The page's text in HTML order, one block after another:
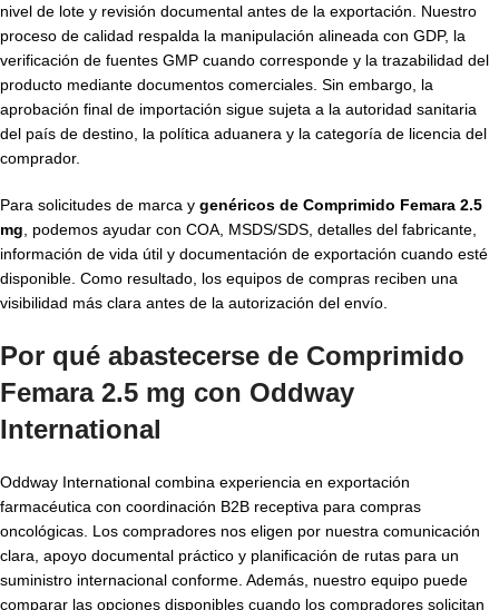
nivel de lote y revisión documental antes de la exportación. Nuestro
proceso de calidad respalda la manipulación alineada con GDP, la
verificación de fuentes GMP cuando corresponde y la trazabilidad del
producto mediante documentos comerciales. Sin embargo, la
aprobación final de importación sigue sujeta a la autoridad sanitaria
del país de destino, la política aduanera y la categoría de licencia del
comprador.
Para solicitudes de marca y genéricos de Comprimido Femara 2.5
mg , podemos ayudar con COA, MSDS/SDS, detalles del fabricante,
información de vida útil y documentación de exportación cuando esté
disponible. Como resultado, los equipos de compras reciben una
visibilidad más clara antes de la autorización del envío.
Por qué abastecerse de Comprimido
Femara 2.5 mg con Oddway
International
Oddway International combina experiencia en exportación
farmacéutica con coordinación B2B receptiva para compras
oncológicas. Los compradores nos eligen por nuestra comunicación
clara, apoyo documental práctico y planificación de rutas para un
suministro internacional conforme. Además, nuestro equipo puede
comparar las opciones disponibles cuando los compradores solicitan